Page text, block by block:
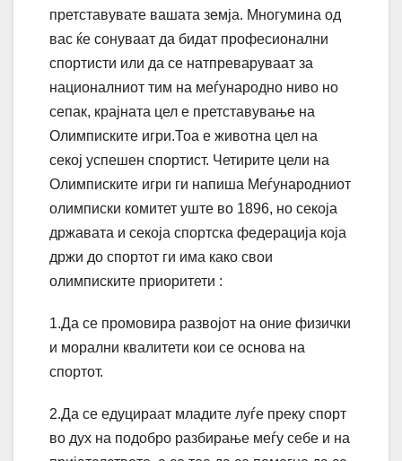
претставувате вашата земја. Многумина од
вас ќе сонуваат да бидат професионални
спортисти или да се натпреваруваат за
националниот тим на меѓународно ниво но
сепак, крајната цел е претставување на
Олимписките игри.Тоа е животна цел на
секој успешен спортист. Четирите цели на
Олимписките игри ги напиша Меѓународниот
олимписки комитет уште во 1896, но секоја
државата и секоја спортска федерација која
држи до спортот ги има како свои
олимписките приоритети :
1.Да се промовира развојот на оние физички
и морални квалитети кои се основа на
спортот.
2.Да се едуцираат младите луѓе преку спорт
во дух на подобро разбирање меѓу себе и на